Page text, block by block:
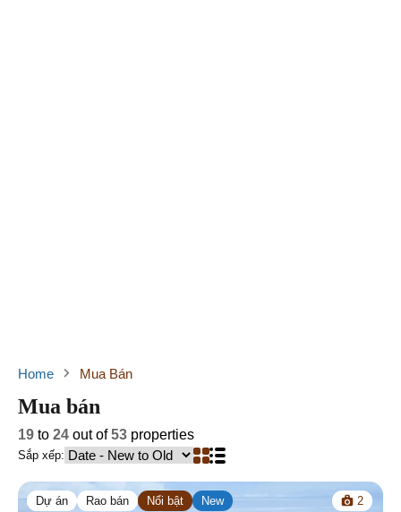
Home Mua Bán
Mua bán
19 to 24 out of53 properties
Sắp xếp:
Dự án Rao bán Nổi bật New 2